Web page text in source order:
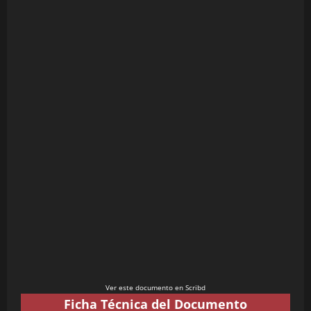
Ver este documento en Scribd
Ficha Técnica del Documento